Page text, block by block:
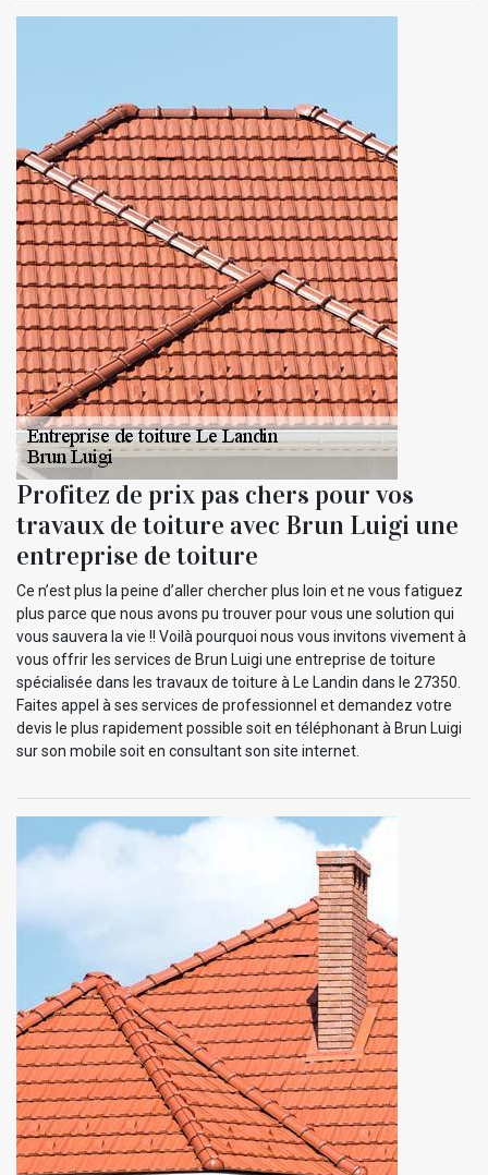
Profitez de prix pas chers pour vos
travaux de toiture avec Brun Luigi une
entreprise de toiture
Ce n’est plus la peine d’aller chercher plus loin et ne vous fatiguez
plus parce que nous avons pu trouver pour vous une solution qui
vous sauvera la vie !! Voilà pourquoi nous vous invitons vivement à
vous offrir les services de Brun Luigi une entreprise de toiture
spécialisée dans les travaux de toiture à Le Landin dans le 27350.
Faites appel à ses services de professionnel et demandez votre
devis le plus rapidement possible soit en téléphonant à Brun Luigi
sur son mobile soit en consultant son site internet.